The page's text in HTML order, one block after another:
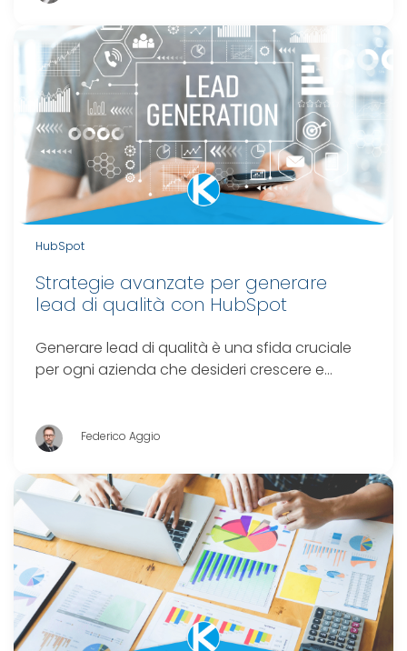
HubSpot
Strategie avanzate per generare
lead di qualità con HubSpot
Generare lead di qualità è una sfida cruciale
per ogni azienda che desideri crescere e…
Federico Aggio